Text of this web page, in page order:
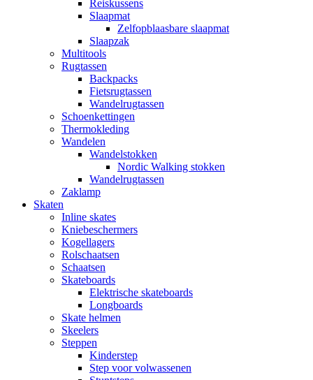
Reiskussens
Slaapmat
Zelfopblaasbare slaapmat
Slaapzak
Multitools
Rugtassen
Backpacks
Fietsrugtassen
Wandelrugtassen
Schoenkettingen
Thermokleding
Wandelen
Wandelstokken
Nordic Walking stokken
Wandelrugtassen
Zaklamp
Skaten
Inline skates
Kniebeschermers
Kogellagers
Rolschaatsen
Schaatsen
Skateboards
Elektrische skateboards
Longboards
Skate helmen
Skeelers
Steppen
Kinderstep
Step voor volwassenen